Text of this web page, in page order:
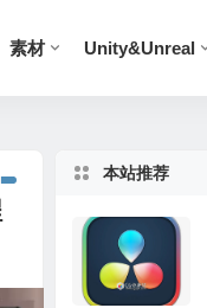
素材 Unity&Unreal
本站推荐